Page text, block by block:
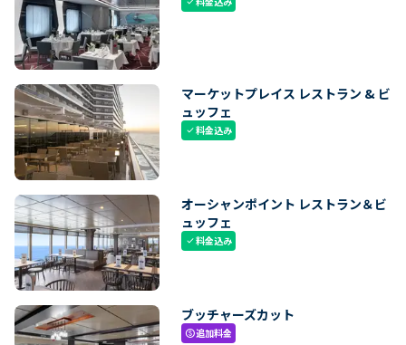
マーケットプレイス レストラン & ビ
ュッフェ
check料金込み
オーシャンポイント レストラン＆ビ
ュッフェ
check料金込み
ブッチャーズカット
paid追加料金